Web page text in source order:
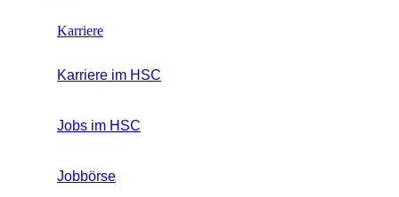
Karriere
Karriere im HSC
Jobs im HSC
Jobbörse